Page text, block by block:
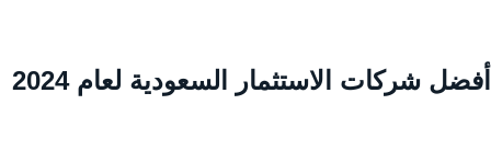
شركات الاستثمار السعودية لعام 2024